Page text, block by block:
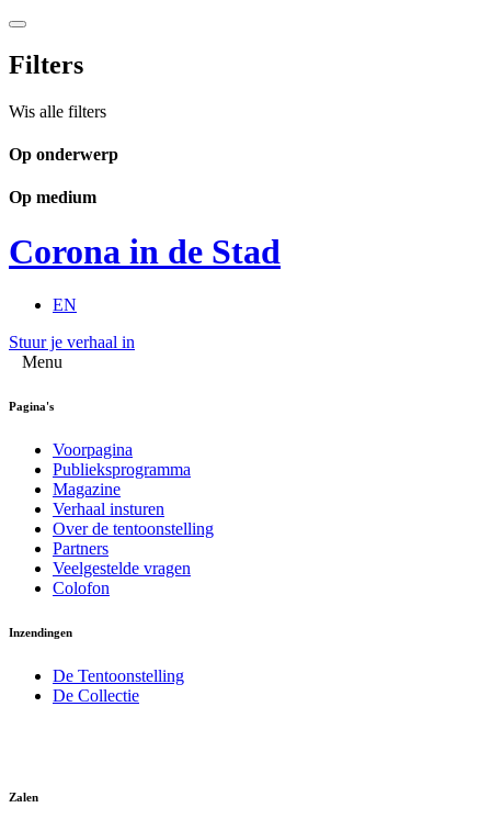
Filters
Wis alle filters
Op onderwerp
Op medium
Corona in de Stad
EN
Stuur je verhaal in
Menu
Pagina's
Voorpagina
Publieksprogramma
Magazine
Verhaal insturen
Over de tentoonstelling
Partners
Veelgestelde vragen
Colofon
Inzendingen
De Tentoonstelling
De Collectie
Zalen